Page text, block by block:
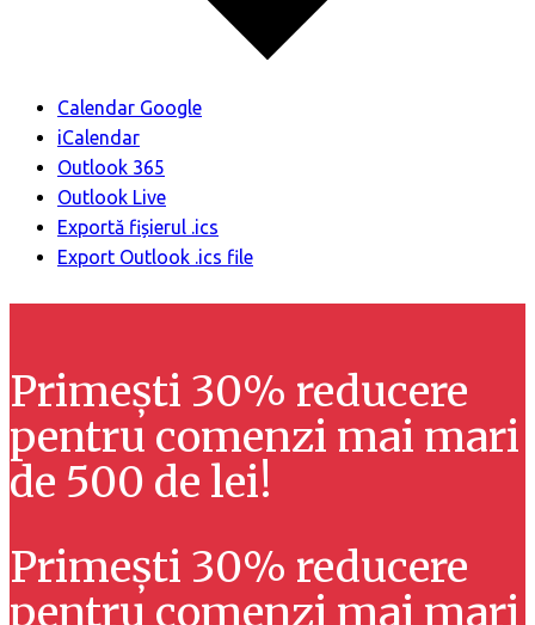
Calendar Google
iCalendar
Outlook 365
Outlook Live
Exportă fișierul .ics
Export Outlook .ics file
Primești 30% reducere
pentru comenzi mai mari
de 500 de lei!
Primești 30% reducere
pentru comenzi mai mari